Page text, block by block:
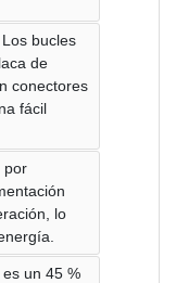
bucles
de
conectores
fácil
por
lo
un 45 %